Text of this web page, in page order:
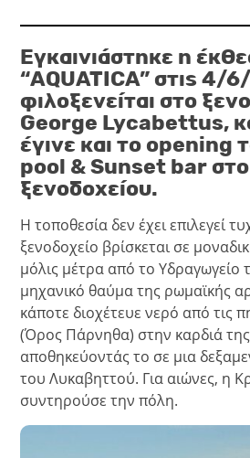
Εγκαινιάστηκε η
“AQUATICA” στις 4/
φιλοξενείται στο
George Lycabettus,
έγινε και το opening
pool & Sunset bar
ξενοδοχείου.
Η τοποθεσία δεν έχει επιλεγεί
ξενοδοχείο βρίσκεται σε
μόλις μέτρα από το Υδραγωγείο
μηχανικό θαύμα της ρωμαϊκής
κάποτε διοχέτευε νερό από τις
(Όρος Πάρνηθα) στην καρδιά
αποθηκεύοντάς το σε μια
του Λυκαβηττού. Για αιώνες, η
συντηρούσε την πόλη.